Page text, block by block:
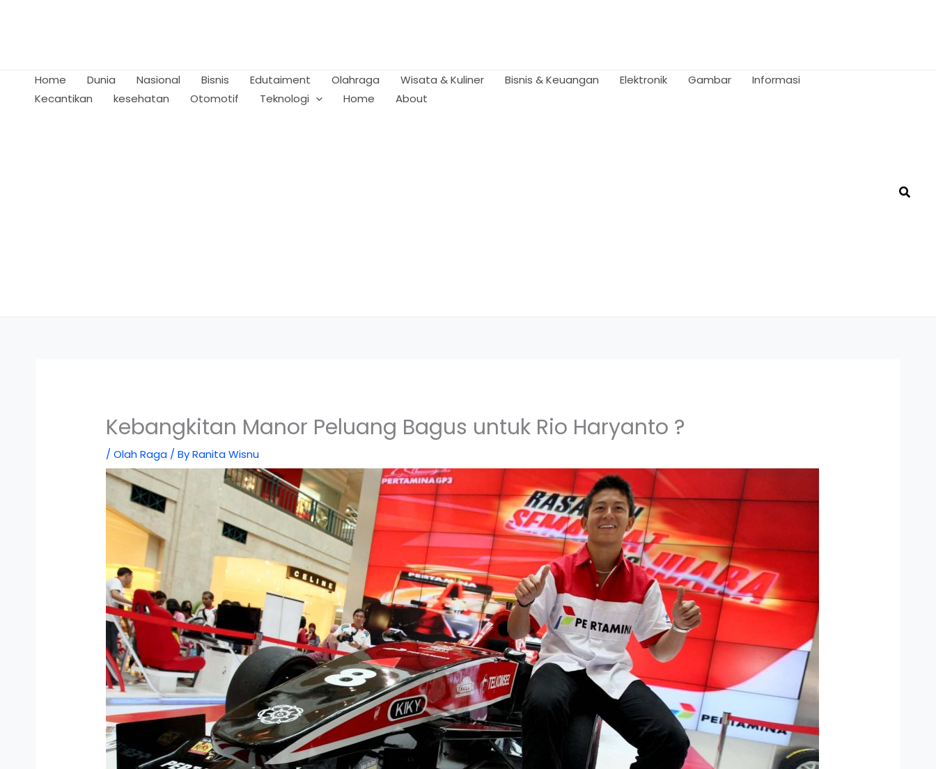
Home Dunia Nasional Bisnis Edutaiment Olahraga Wisata & Kuliner Bisnis & Keuangan Elektronik Gambar
Informasi
Kecantikan
kesehatan Otomotif Teknologi Home About
Kebangkitan Manor Peluang Bagus untuk Rio Haryanto ?
/Olah Raga / ByRanita Wisnu